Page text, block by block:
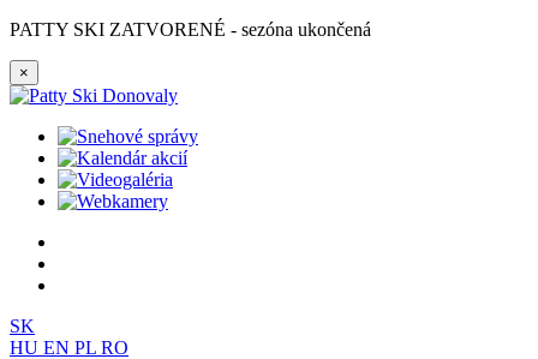
PATTY SKI ZATVORENÉ - sezóna ukončená
×
SK
HU EN PL RO